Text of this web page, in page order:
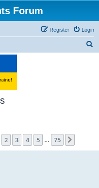
Forum
Login
Register
1of 75
2 3 4 5 … 75